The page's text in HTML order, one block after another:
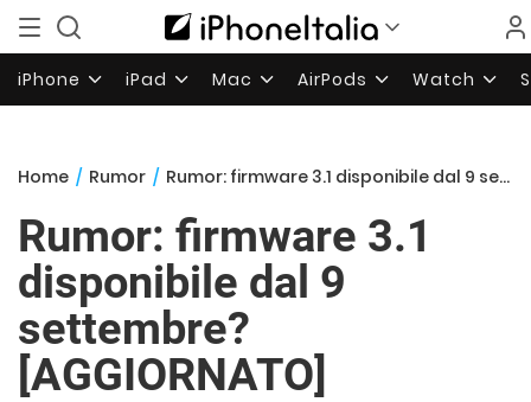
iPhone iPad Mac AirPods Watch
Home / Rumor / Rumor: firmware 3.1 disponibile dal 9 settembre? [AGGIORNATO]
Rumor: firmware 3.1
disponibile dal 9
settembre?
[AGGIORNATO]